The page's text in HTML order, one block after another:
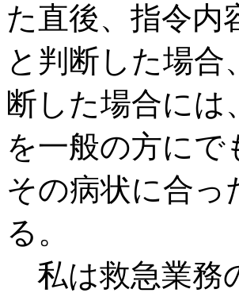
た直後、指令内
と判断した場
断した場合には
を一般の方に
その病状に合っ
る。
私は救急業務